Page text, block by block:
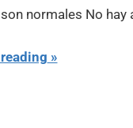
normales No hay